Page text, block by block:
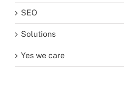
SEO
Solutions
Yes we care